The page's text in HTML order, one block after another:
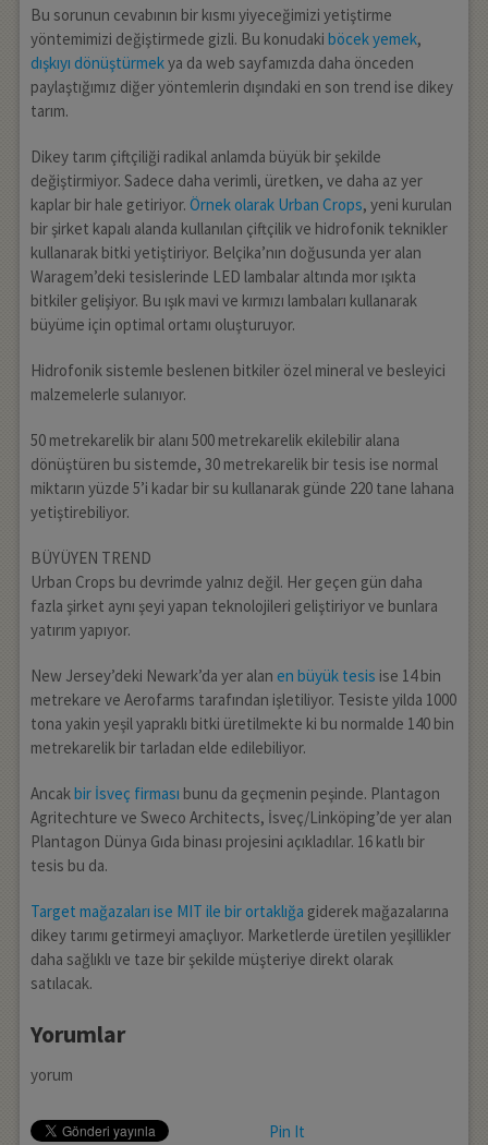
Bu sorunun cevabının bir kısmı yiyeceğimizi yetiştirme
yöntemimizi değiştirmede gizli. Bu konudaki böcek yemek,
dışkıyı dönüştürmekya da web sayfamızda daha önceden
paylaştığımız diğer yöntemlerin dışındaki en son trend ise dikey
tarım.
Dikey tarım çiftçiliği radikal anlamda büyük bir şekilde
değiştirmiyor. Sadece daha verimli, üretken, ve daha az yer
kaplar bir hale getiriyor. Örnek olarak Urban Crops, yeni kurulan
bir şirket kapalı alanda kullanılan çiftçilik ve hidrofonik teknikler
kullanarak bitki yetiştiriyor. Belçika’nın doğusunda yer alan
Waragem’deki tesislerinde LED lambalar altında mor ışıkta
bitkiler gelişiyor. Bu ışık mavi ve kırmızı lambaları kullanarak
büyüme için optimal ortamı oluşturuyor.
Hidrofonik sistemle beslenen bitkiler özel mineral ve besleyici
malzemelerle sulanıyor.
50 metrekarelik bir alanı 500 metrekarelik ekilebilir alana
dönüştüren bu sistemde, 30 metrekarelik bir tesis ise normal
miktarın yüzde 5’i kadar bir su kullanarak günde 220 tane lahana
yetiştirebiliyor.
BÜYÜYEN TREND
Urban Crops bu devrimde yalnız değil. Her geçen gün daha
fazla şirket aynı şeyi yapan teknolojileri geliştiriyor ve bunlara
yatırım yapıyor.
New Jersey’deki Newark’da yer alan en büyük tesis ise 14 bin
metrekare ve Aerofarms tarafından işletiliyor. Tesiste yilda 1000
tona yakin yeşil yapraklı bitki üretilmekte ki bu normalde 140 bin
metrekarelik bir tarladan elde edilebiliyor.
Ancakbir İsveç firması bunu da geçmenin peşinde. Plantagon
Agritechture ve Sweco Architects, İsveç/Linköping’de yer alan
Plantagon Dünya Gıda binası projesini açıkladılar. 16 katlı bir
tesis bu da.
Target mağazaları ise MIT ile bir ortaklığa giderek mağazalarına
dikey tarımı getirmeyi amaçlıyor. Marketlerde üretilen yeşillikler
daha sağlıklı ve taze bir şekilde müşteriye direkt olarak
satılacak.
Yorumlar
yorum
Pin It